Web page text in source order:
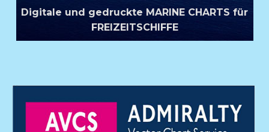
Digitale und gedruckte MARINE CHARTS für
FREIZEITSCHIFFE